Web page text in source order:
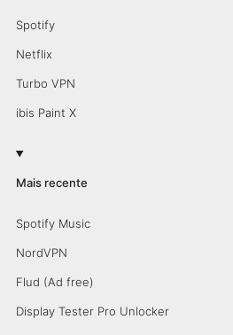
Spotify
Netflix
Turbo VPN
ibis Paint X
Mais recente
Spotify Music
NordVPN
Flud (Ad free)
Display Tester Pro Unlocker